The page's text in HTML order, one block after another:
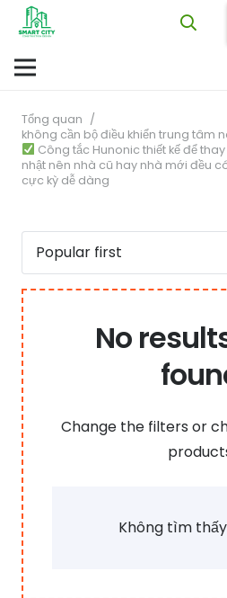
Tổng quan /
không cần bộ điều khiển trung tâm
Công tắc Hunonic thiết kế để
nhật nên nhà cũ hay nhà mới đều
cực kỳ dễ dàng
No
Change the filters or
Không tìm